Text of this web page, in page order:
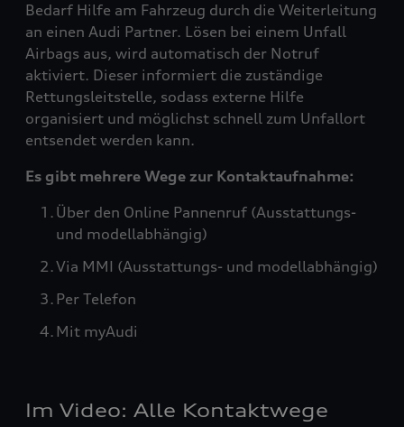
Bedarf Hilfe am Fahrzeug durch die Weiterleitung
an einen Audi Partner. Lösen bei einem Unfall
Airbags aus, wird automatisch der Notruf
aktiviert. Dieser informiert die zuständige
Rettungsleitstelle, sodass externe Hilfe
organisiert und möglichst schnell zum Unfallort
entsendet werden kann.
Es gibt mehrere Wege zur Kontaktaufnahme:
Über den Online Pannenruf (Ausstattungs-
und modellabhängig)
Via MMI (Ausstattungs- und modellabhängig)
Per Telefon
Mit myAudi
Im Video: Alle Kontaktwege